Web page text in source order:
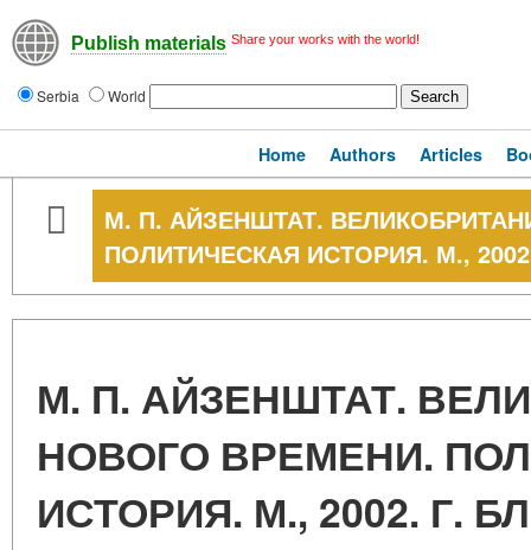
Publish materials Share your works with the world!
Serbia World
Home Authors Articles
М. П. АЙЗЕНШТАТ.
ПОЛИТИЧЕСКАЯ ИСТОРИЯ. М.,
М. П. АЙЗЕНШТАТ.
НОВОГО ВРЕМЕНИ.
ИСТОРИЯ. М., 2002. Г.